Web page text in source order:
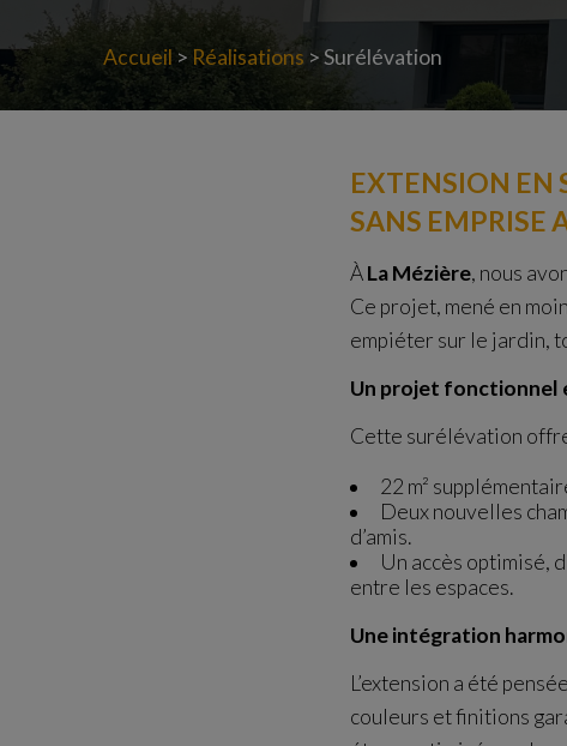
Accueil> Réalisations >Surélévation
EXTENSION EN
SANS EMPRISE
ÀLa Mézière, nous
Ce projet, mené en
empiéter sur le jardin,
Un projet fonctionnel
Cette surélévation
22 m²
Deux nouvelles
d’amis.
Un accès optimisé,
entre les espaces.
Une intégration
L’extension a été
couleurs et finitions